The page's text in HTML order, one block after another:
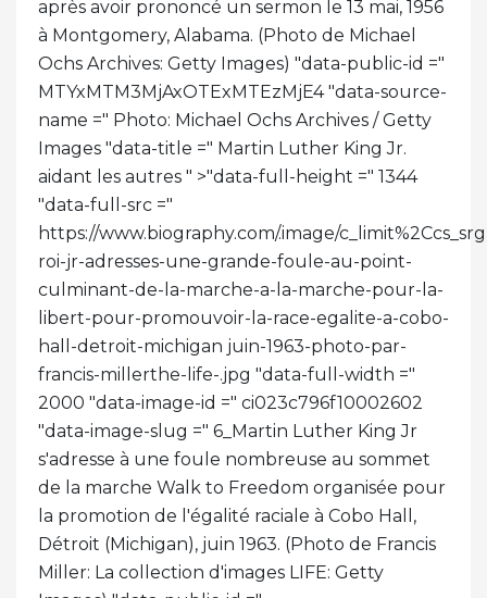
après avoir prononcé un sermon le 13 mai, 1956
à Montgomery, Alabama. (Photo de Michael
Ochs Archives: Getty Images) "data-public-id ="
MTYxMTM3MjAxOTExMTEzMjE4 "data-source-
name =" Photo: Michael Ochs Archives / Getty
Images "data-title =" Martin Luther King Jr.
aidant les autres " >"data-full-height =" 1344
"data-full-src ="
https://www.biography.com/.image/
roi-jr-adresses-une-grande-foule-au-point-
culminant-de-la-marche-a-la-marche-pour-la-
libert-pour-promouvoir-la-race-egalite-a-cobo-
hall-detroit-michigan juin-1963-photo-par-
francis-millerthe-life-.jpg "data-full-width ="
2000 "data-image-id =" ci023c796f10002602
"data-image-slug =" 6_Martin Luther King Jr
s'adresse à une foule nombreuse au sommet
de la marche Walk to Freedom organisée pour
la promotion de l'égalité raciale à Cobo Hall,
Détroit (Michigan), juin 1963. (Photo de Francis
Miller: La collection d'images LIFE: Getty